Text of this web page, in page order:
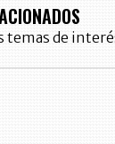
temas de